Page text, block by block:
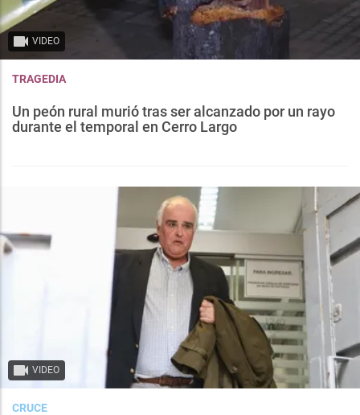
VIDEO
TRAGEDIA
Un peón rural murió tras ser alcanzado por un rayo
durante el temporal en Cerro Largo
VIDEO
CRUCE